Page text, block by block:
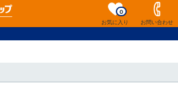
お気に入り
0
お問い合わせ